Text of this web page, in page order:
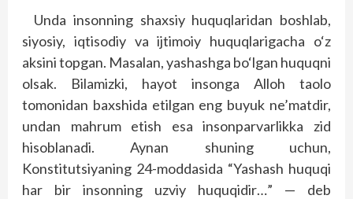
Unda insonning shaxsiy huquqlaridan boshlab,
siyosiy, iqtisodiy va ijtimoiy huquqlarigacha o‘z
aksini topgan. Masalan, yashashga bo‘lgan huquqni
olsak. Bilamizki, hayot insonga Alloh taolo
tomonidan baxshida etilgan eng buyuk ne’matdir,
undan mahrum etish esa insonparvarlikka zid
hisoblanadi. Aynan shuning uchun,
Konstitutsiyaning 24-moddasida “Yashash huquqi
har bir insonning uzviy huquqidir…” — deb